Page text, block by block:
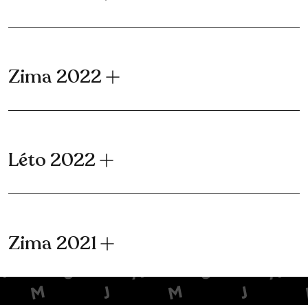
Zima 2022
Léto 2022
Zima 2021